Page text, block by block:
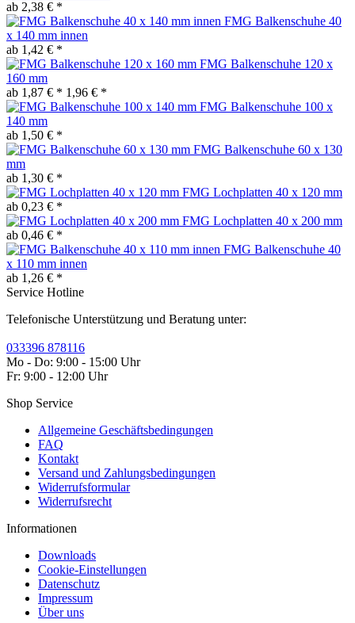
ab 2,38 € *
FMG Balkenschuhe 40
x 140 mm innen
ab 1,42 € *
FMG Balkenschuhe 120 x
160 mm
ab 1,87 € * 1,96 € *
FMG Balkenschuhe 100 x
140 mm
ab 1,50 € *
FMG Balkenschuhe 60 x 130
mm
ab 1,30 € *
FMG Lochplatten 40 x 120 mm
ab 0,23 € *
FMG Lochplatten 40 x 200 mm
ab 0,46 € *
FMG Balkenschuhe 40
x 110 mm innen
ab 1,26 € *
Service Hotline
Telefonische Unterstützung und Beratung unter:
033396 878116
Mo - Do: 9:00 - 15:00 Uhr
Fr: 9:00 - 12:00 Uhr
Shop Service
Allgemeine Geschäftsbedingungen
FAQ
Kontakt
Versand und Zahlungsbedingungen
Widerrufsformular
Widerrufsrecht
Informationen
Downloads
Cookie-Einstellungen
Datenschutz
Impressum
Über uns